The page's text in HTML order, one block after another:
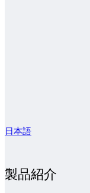
日本語
製品紹介